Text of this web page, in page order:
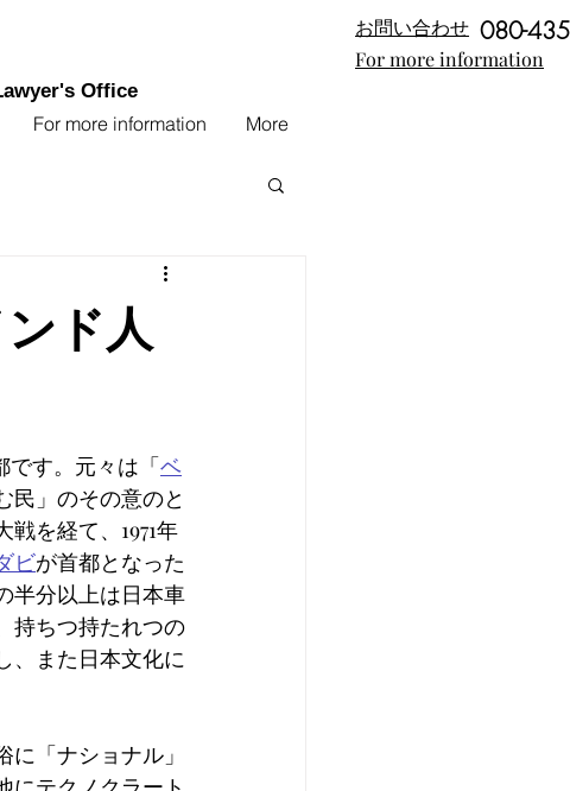
For more information More
Office
For more information
​お問い合わせ 080-
ド人
です。元々は「ベ
民」のその意のと
を経て、1971年
ビが首都となった
半分以上は日本車
持ちつ持たれつの
、また日本文化に
「ナショナル」